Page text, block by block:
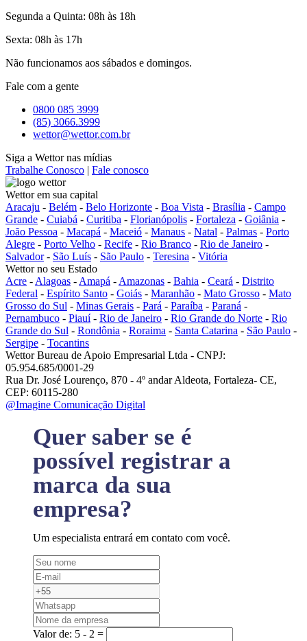
Segunda a Quinta: 08h às 18h
Sexta: 08h às 17h
Não funcionamos aos sábados e domingos.
Fale com a gente
0800 085 3999
(85) 3066.3999
wettor@wettor.com.br
Siga a Wettor nas mídias
Trabalhe Conosco | Fale conosco
Wettor em sua capital
Aracaju - Belém - Belo Horizonte - Boa Vista - Brasília - Campo
Grande - Cuiabá - Curitiba - Florianópolis - Fortaleza - Goiânia -
João Pessoa - Macapá - Maceió - Manaus - Natal - Palmas - Porto
Alegre - Porto Velho - Recife - Rio Branco - Rio de Janeiro -
Salvador- São Luís - São Paulo - Teresina - Vitória
Wettor no seu Estado
Acre - Alagoas - Amapá - Amazonas - Bahia - Ceará - Distrito
Federal - Espírito Santo - Goiás - Maranhão - Mato Grosso - Mato
Grosso do Sul - Minas Gerais - Pará - Paraíba - Paraná -
Pernambuco - Piauí- Rio de Janeiro - Rio Grande do Norte - Rio
Grande do Sul - Rondônia - Roraima - Santa Catarina - São Paulo -
Sergipe - Tocantins
Wettor Bureau de Apoio Empresarial Ltda - CNPJ:
05.954.685/0001-29
Rua Dr. José Lourenço, 870 - 4º andar Aldeota, Fortaleza- CE,
CEP: 60115-280
@Imagine Comunicação Digital
Quer saber se é
possível registrar a
marca da sua
empresa?
Um especialista entrará em contato com você.
Valor de: 5 - 2 =